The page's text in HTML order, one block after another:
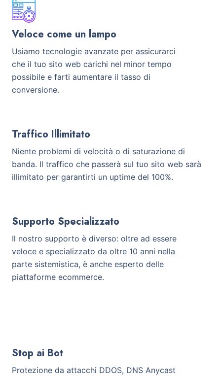
Veloce come un lampo
Usiamo tecnologie avanzate per assicurarci
che il tuo sito web carichi nel minor tempo
possibile e farti aumentare il tasso di
conversione.
Traffico Illimitato
Niente problemi di velocità o di saturazione di
banda. Il traffico che passerà sul tuo sito web sarà
illimitato per garantirti un uptime del 100%.
Supporto Specializzato
Il nostro supporto è diverso: oltre ad essere
veloce e specializzato da oltre 10 anni nella
parte sistemistica, è anche esperto delle
piattaforme ecommerce.
Stop ai Bot
Protezione da attacchi DDOS, DNS Anycast